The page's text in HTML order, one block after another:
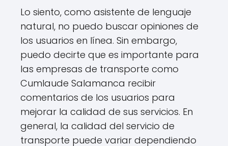
Lo siento, como asistente de lenguaje
natural, no puedo buscar opiniones de
los usuarios en línea. Sin embargo,
puedo decirte que es importante para
las empresas de transporte como
Cumlaude Salamanca recibir
comentarios de los usuarios para
mejorar la calidad de sus servicios. En
general, la calidad del servicio de
transporte puede variar dependiendo